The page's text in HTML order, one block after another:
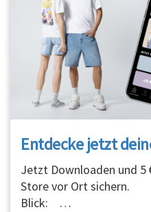
Entdecke jetzt
Jetzt Downloaden und
Store vor Ort
Blick: …